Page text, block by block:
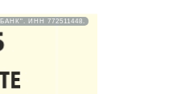
ИНН 772511448.